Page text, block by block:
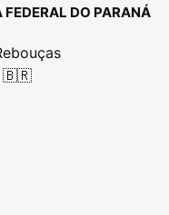
DO PARANÁ
🇧🇷